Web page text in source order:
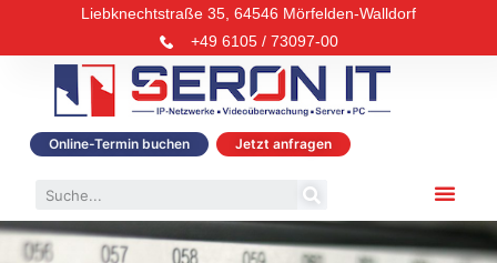
Liebknechtstraße 35, 64546 Mörfelden-Walldorf
+49 6105 / 73097-00
Online-Termin buchen Jetzt anfragen